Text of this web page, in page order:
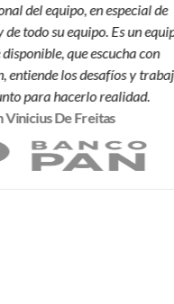
del equipo, en especial de
todo su equipo. Es un equipo
que escucha con
los desafíos y trabaja
para hacerlo realidad.
De Freitas